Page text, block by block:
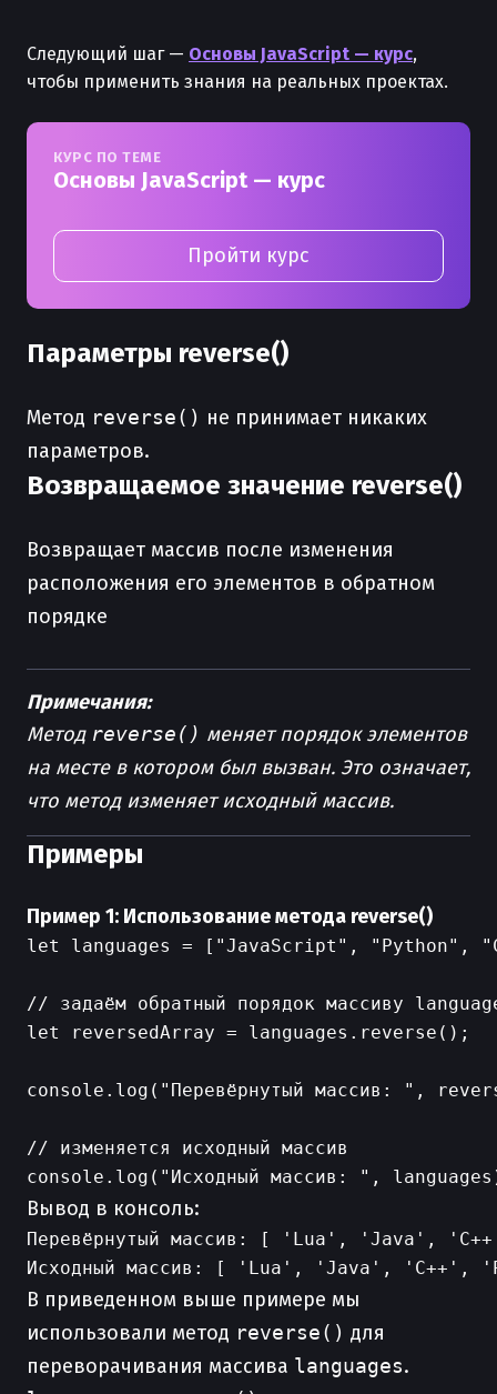
Следующий шаг — Основы JavaScript — курс,
чтобы применить знания на реальных проектах.
КУРС ПО ТЕМЕ
Основы JavaScript — курс
Пройти курс
Параметры reverse()
Метод reverse() не принимает никаких
параметров.
Возвращаемое значение reverse()
Возвращает массив после изменения
расположения его элементов в обратном
порядке
Примечания:
Метод reverse() меняет порядок элементов
на месте в котором был вызван. Это означает,
что метод изменяет исходный массив.
Примеры
Пример 1: Использование метода reverse()
let languages = ["JavaScript", "Python",
// задаём обратный порядок массиву
let reversedArray = languages.reverse();
console.log("Перевёрнутый массив: ",
// изменяется исходный массив
Вывод в консоль:
Перевёрнутый массив: [ 'Lua', 'Java',
В приведенном выше примере мы
использовали метод reverse() для
переворачивания массива languages.